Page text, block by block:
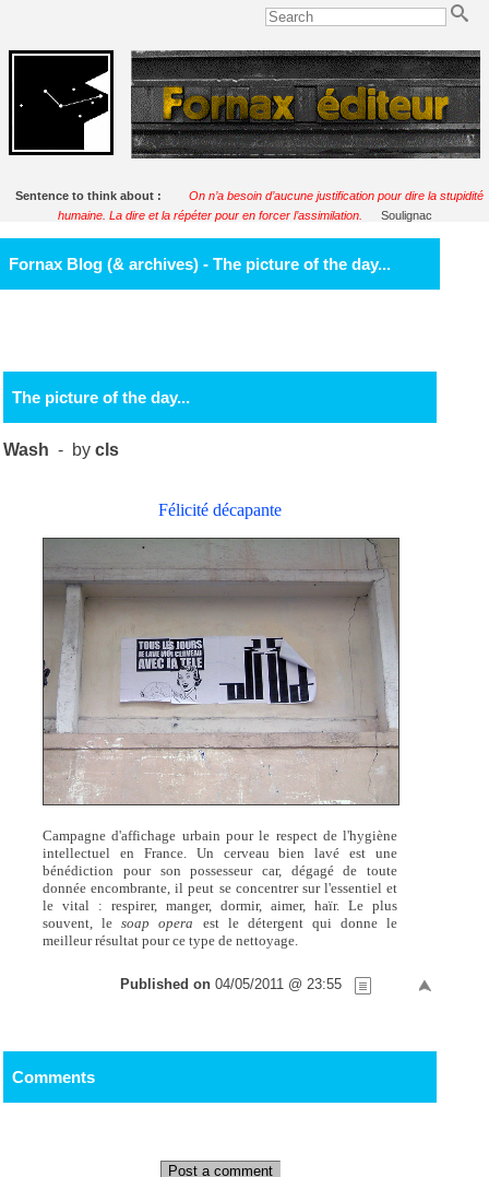
Sentence to think about :
On n’a besoin d’aucune justification pour dire la stupidité
humaine. La dire et la répéter pour en forcer l’assimilation.
Soulignac
Fornax Blog (& archives) - The picture of the day...
The picture of the day...
Wash - bycls
Félicité décapante
Campagne d'affichage urbain pour le respect de l'hygiène
intellectuel en France. Un cerveau bien lavé est une
bénédiction pour son possesseur car, dégagé de toute
donnée encombrante, il peut se concentrer sur l'essentiel et
le vital : respirer, manger, dormir, aimer, haïr. Le plus
souvent, lesoap opera est le détergent qui donne le
meilleur résultat pour ce type de nettoyage.
Published on 04/05/2011 @ 23:55
Comments
Post a comment